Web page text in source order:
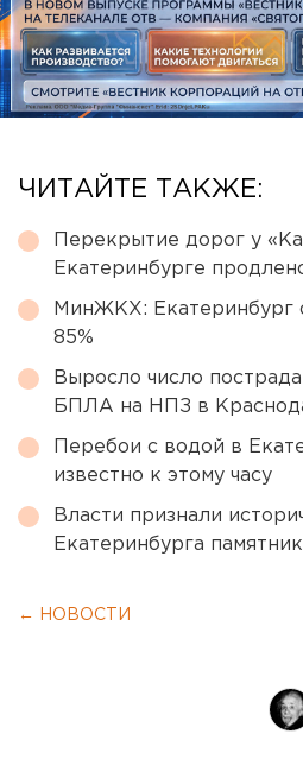
ЧИТАЙТЕ ТАКЖЕ:
Перекрытие дорог у
Екатеринбурге
МинЖКХ: Екатеринбург
85%
Выросло число
БПЛА на НПЗ в
Перебои с водой в
известно к этому часу
Власти признали
Екатеринбурга
← НОВОСТИ